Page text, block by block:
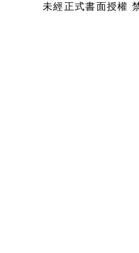
未經正式書面授權